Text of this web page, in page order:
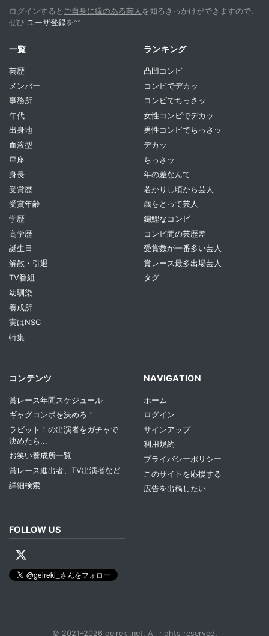
ログインすると ご自身に縁のある芸人 を知るきっかけができますので、
ぜひ ユーザ登録を^^
一覧
芸歴
メンバー
事務所
年代
出身地
血液型
星座
身長
受賞歴
受賞年齢
学歴
高学歴
誕生日
解散・引退
TV番組
幼馴染
養成所
実はNSC
特集
ランキング
凸凹コンビ
コンビでデカッ
コンビでちっさッ
女性コンビでデカッ
男性コンビでちっさッ
デカッ
ちっさッ
年の差なんて
若かりし頃から芸人
歳をとって芸人
錦鯉なコンビ
コンビ間の芸歴差
受賞数が一番多い芸人
賞レース最多出場芸人
タグ
コンテンツ
賞レース年間スケジュール
ギャグコンボを決めろ！
ラビット！の出演者をガチャで
決めたら...
お笑い養成所一覧
賞レース進出者、TV出演者など
詳細検索
NAVIGATION
ホーム
ログイン
サインアップ
利用規約
プライバシーポリシー
このサイトを応援する
広告を出稿したい
FOLLOW US
© 2021–2026 geireki.net. All rights reserved.